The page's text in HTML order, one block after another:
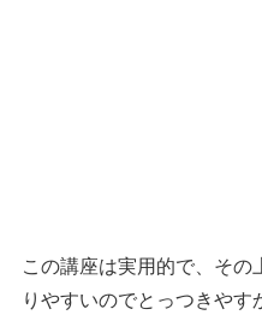
この講座は実用的で、そ
りやすいのでとっつきやす